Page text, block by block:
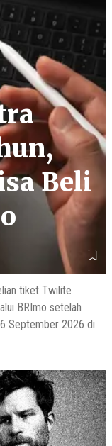
Beli
tiket Twilite
BRImo setelah
September 2026 di